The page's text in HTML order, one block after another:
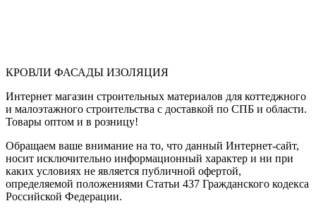
КРОВЛИ ФАСАДЫ ИЗОЛЯЦИЯ
Интернет магазин строительных материалов для коттеджного
и малоэтажного строительства с доставкой по СПБ и области.
Товары оптом и в розницу!
Обращаем ваше внимание на то, что данный Интернет-сайт,
носит исключительно информационный характер и ни при
каких условиях не является публичной офертой,
определяемой положениями Статьи 437 Гражданского кодекса
Российской Федерации.